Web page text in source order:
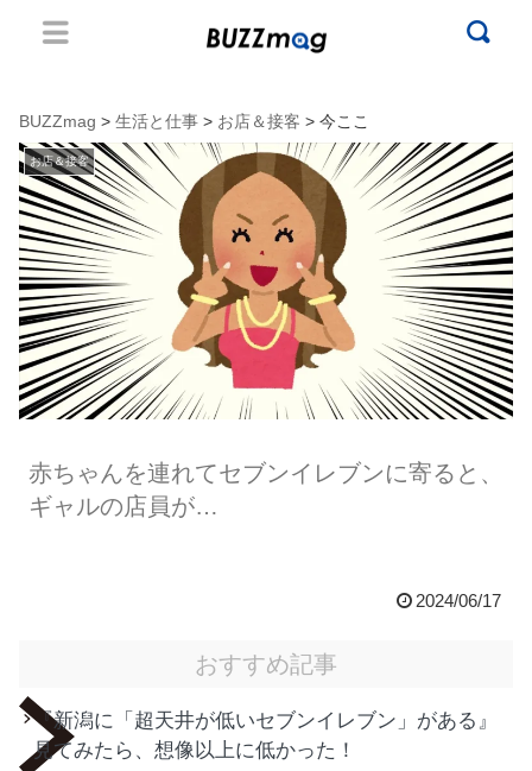
BUZZmag > 生活と仕事 > お店＆接客 > 今ここ
お店＆接客
赤ちゃんを連れてセブンイレブンに寄ると、
ギャルの店員が…
2024/06/17
おすすめ記事
『新潟に「超天井が低いセブンイレブン」がある』
見てみたら、想像以上に低かった！